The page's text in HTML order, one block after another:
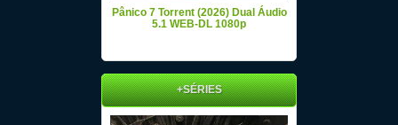
Pânico 7 Torrent (2026) Dual Áudio
5.1 WEB-DL 1080p
+SÉRIES